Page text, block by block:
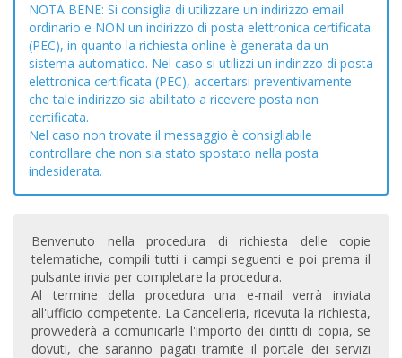
NOTA BENE: Si consiglia di utilizzare un indirizzo email
ordinario e NON un indirizzo di posta elettronica certificata
(PEC), in quanto la richiesta online è generata da un
sistema automatico. Nel caso si utilizzi un indirizzo di posta
elettronica certificata (PEC), accertarsi preventivamente
che tale indirizzo sia abilitato a ricevere posta non
certificata.
Nel caso non trovate il messaggio è consigliabile
controllare che non sia stato spostato nella posta
indesiderata.
Benvenuto nella procedura di richiesta delle copie
telematiche, compili tutti i campi seguenti e poi prema il
pulsante invia per completare la procedura.
Al termine della procedura una e-mail verrà inviata
all'ufficio competente. La Cancelleria, ricevuta la richiesta,
provvederà a comunicarle l'importo dei diritti di copia, se
dovuti, che saranno pagati tramite il portale dei servizi